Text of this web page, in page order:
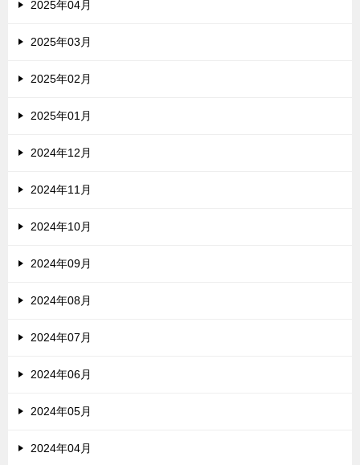
2025年04月
2025年03月
2025年02月
2025年01月
2024年12月
2024年11月
2024年10月
2024年09月
2024年08月
2024年07月
2024年06月
2024年05月
2024年04月